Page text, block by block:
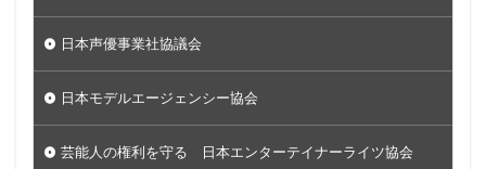
日本声優事業社協議会
日本モデルエージェンシー協会
芸能人の権利を守る 日本エンターテイナーライツ協会